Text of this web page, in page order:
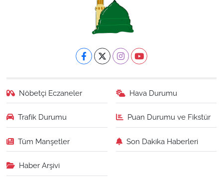
Nöbetçi Eczaneler Hava Durumu
Trafik Durumu Puan Durumu ve Fikstür
Tüm Manşetler Son Dakika Haberleri
Haber Arşivi